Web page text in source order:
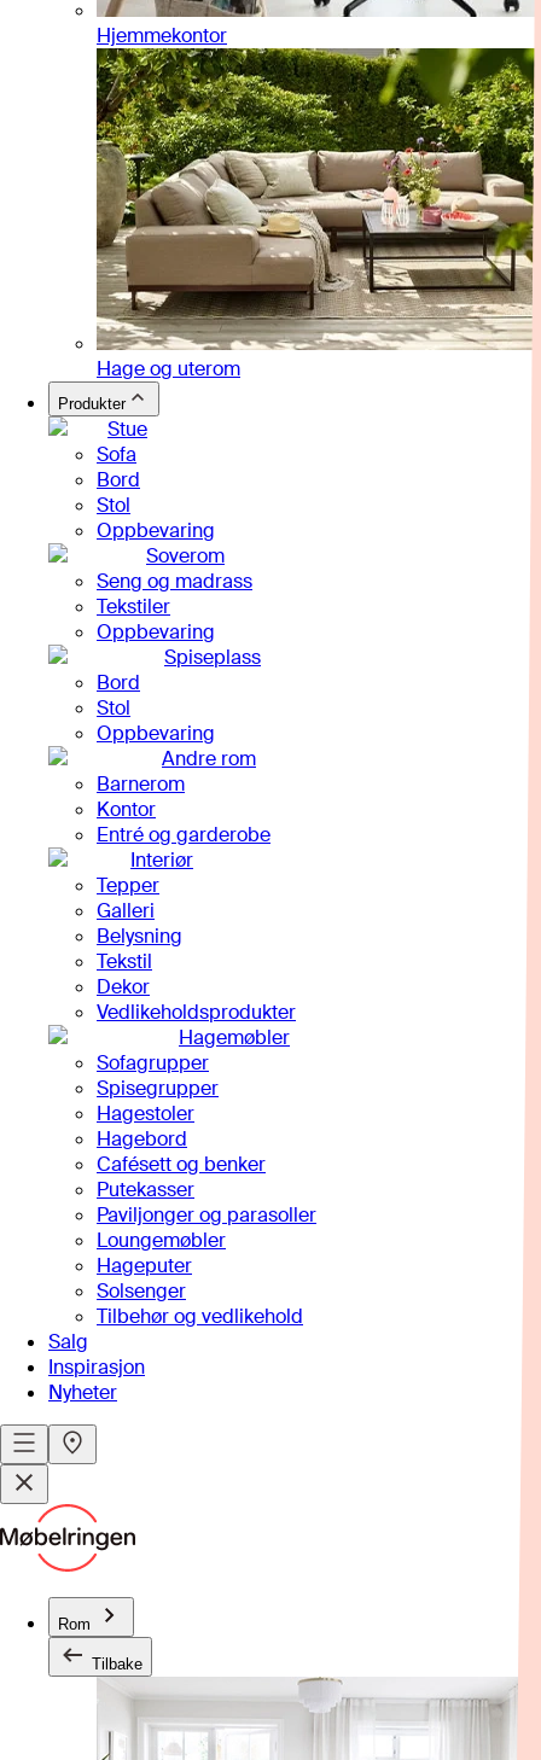
Hjemmekontor
Hage og uterom
Produkter
Stue
Sofa
Bord
Stol
Oppbevaring
Soverom
Seng og madrass
Tekstiler
Oppbevaring
Spiseplass
Bord
Stol
Oppbevaring
Andre rom
Barnerom
Kontor
Entré og garderobe
Interiør
Tepper
Galleri
Belysning
Tekstil
Dekor
Vedlikeholdsprodukter
Hagemøbler
Sofagrupper
Spisegrupper
Hagestoler
Hagebord
Cafésett og benker
Putekasser
Paviljonger og parasoller
Loungemøbler
Hageputer
Solsenger
Tilbehør og vedlikehold
Salg
Inspirasjon
Nyheter
Rom
Tilbake